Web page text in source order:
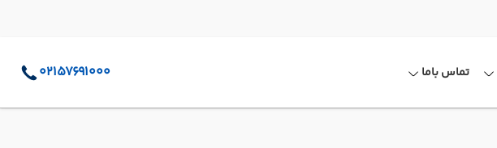
تماس باما 02157691000